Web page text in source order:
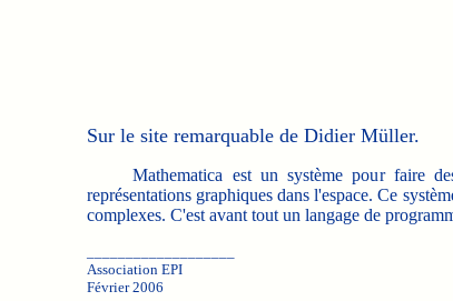
Sur le site remarquable de Didier Müller.
Mathematica est un système pour faire des
représentations graphiques dans l'espace. Ce
complexes. C'est avant tout un langage de
Association EPI
Février 2006